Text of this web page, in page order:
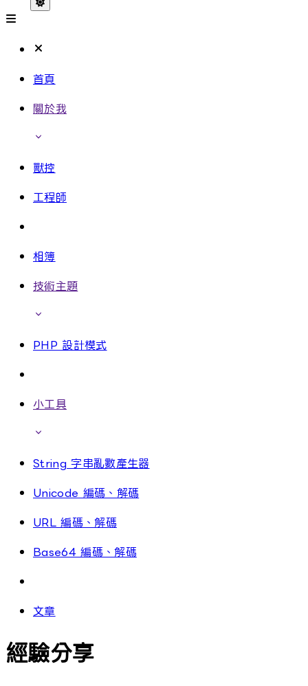
首頁
關於我
獸控
工程師
相簿
技術主題
PHP 設計模式
小工具
String 字串亂數產生器
Unicode 編碼、解碼
URL 編碼、解碼
Base64 編碼、解碼
文章
經驗分享